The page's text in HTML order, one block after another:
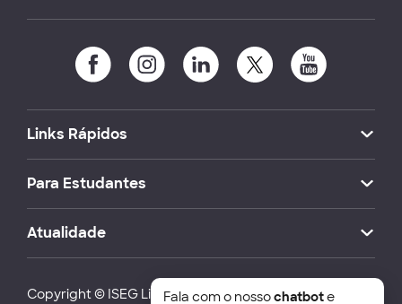
Links Rápidos
Para Estudantes
Atualidade
Copyright © ISEG Lisbon School of Economics and
Fala com o nossochatbote